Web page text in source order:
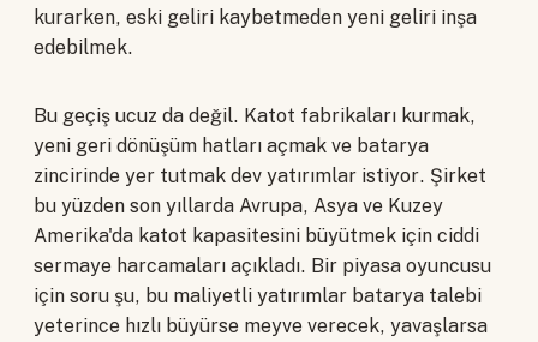
kurarken, eski geliri kaybetmeden yeni geliri inşa
edebilmek.
Bu geçiş ucuz da değil. Katot fabrikaları kurmak,
yeni geri dönüşüm hatları açmak ve batarya
zincirinde yer tutmak dev yatırımlar istiyor. Şirket
bu yüzden son yıllarda Avrupa, Asya ve Kuzey
Amerika'da katot kapasitesini büyütmek için ciddi
sermaye harcamaları açıkladı. Bir piyasa oyuncusu
için soru şu, bu maliyetli yatırımlar batarya talebi
yeterince hızlı büyürse meyve verecek, yavaşlarsa